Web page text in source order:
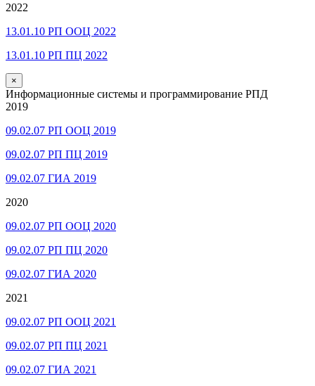
2022
13.01.10 РП ООЦ 2022
13.01.10 РП ПЦ 2022
×
Информационные системы и программирование РПД
2019
09.02.07 РП ООЦ 2019
09.02.07 РП ПЦ 2019
09.02.07 ГИА 2019
2020
09.02.07 РП ООЦ 2020
09.02.07 РП ПЦ 2020
09.02.07 ГИА 2020
2021
09.02.07 РП ООЦ 2021
09.02.07 РП ПЦ 2021
09.02.07 ГИА 2021